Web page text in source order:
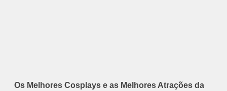
Os Melhores Cosplays e as Melhores Atrações da